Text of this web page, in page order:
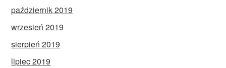
październik 2019
wrzesień 2019
sierpień 2019
lipiec 2019